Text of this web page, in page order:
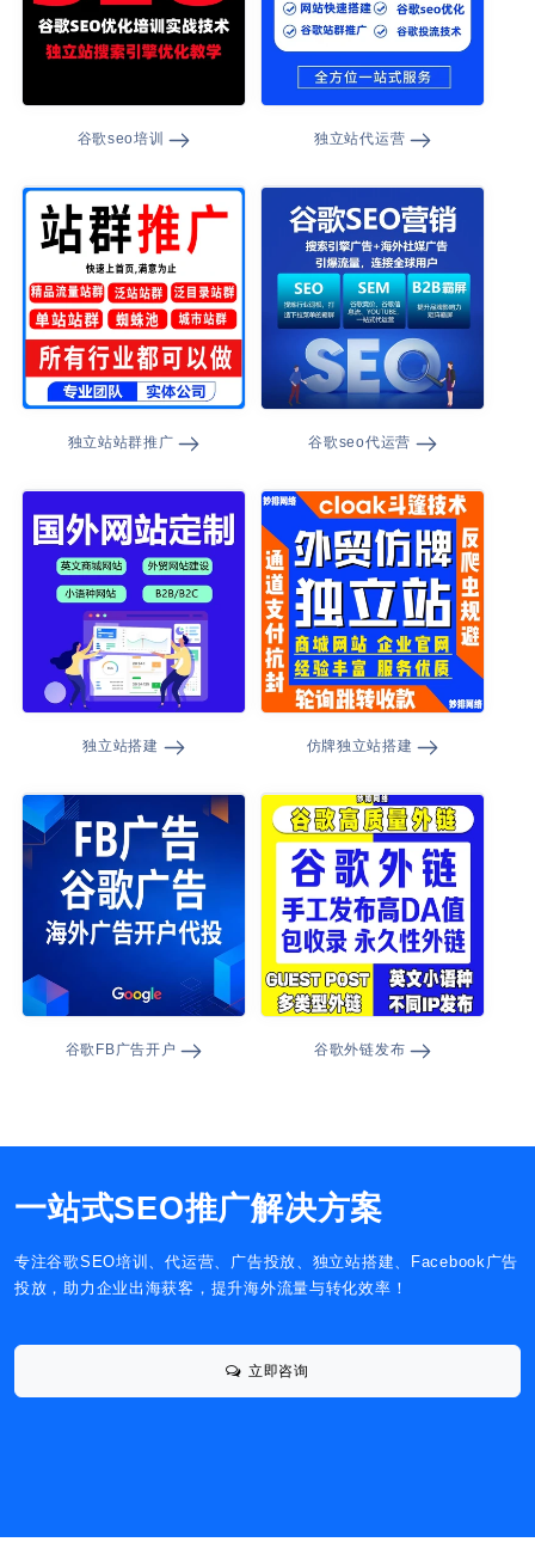
谷歌seo培训 独立站代运营
独立站站群推广 谷歌seo代运营
独立站搭建 仿牌独立站搭建
谷歌FB广告开户 谷歌外链发布
一站式SEO推广解决方案
专注谷歌SEO培训、代运营、广告投放、独立站搭建、Facebook广告
投放，助力企业出海获客，提升海外流量与转化效率！
立即咨询